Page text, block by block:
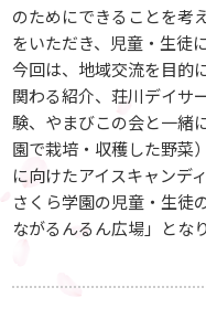
のためにできることを考
をいただき、児童・生徒
今回は、地域交流を目的
関わる紹介、荘川デイサ
験、やまびこの会と一緒
園で栽培・収穫した野菜
に向けたアイスキャンデ
さくら学園の児童・生徒
ながるんるん広場」とな